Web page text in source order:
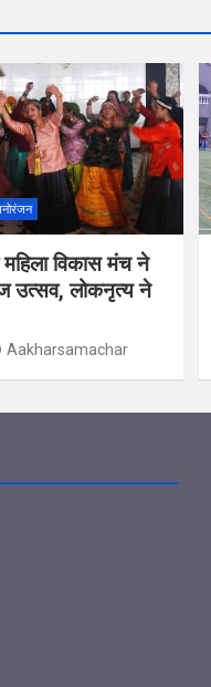
विकास मंच ने
उत्सव, लोकनृत्य ने
Aakharsamachar